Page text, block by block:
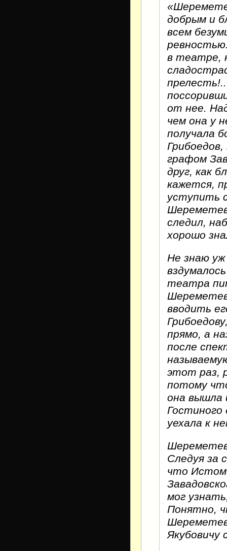
добрым и
всем
в театре,
от нее.
чем она у
получала
графом
друг, как
кажется,
уступить
следил,
хорошо
Не знаю уж
театра
вводить
прямо, а
после
этот раз,
потому
она вышла
Гостиного
уехала к
Следуя за
что
мог
Понятно,